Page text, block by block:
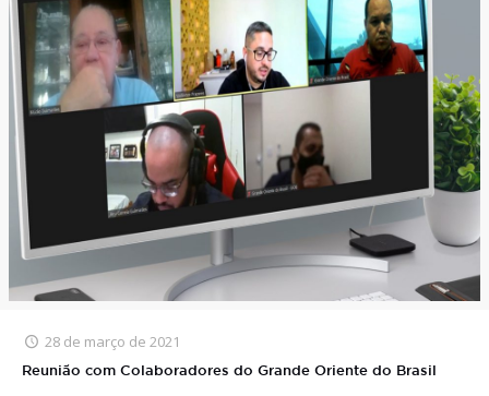
28 de março de 2021
Reunião com Colaboradores do Grande Oriente do Brasil